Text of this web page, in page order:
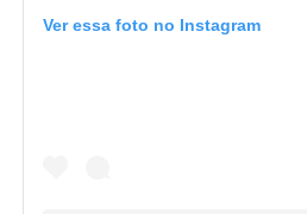
Ver essa foto no Instagram